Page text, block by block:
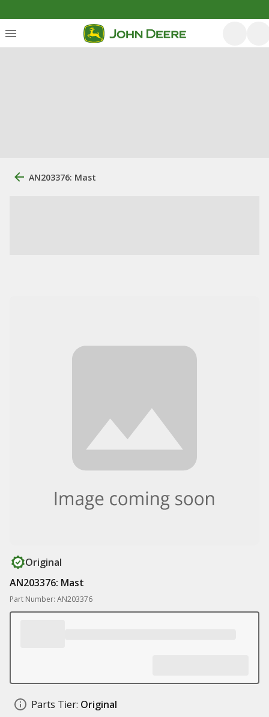
AN203376: Mast
Original
AN203376: Mast
Part Number: AN203376
Parts Tier: Original